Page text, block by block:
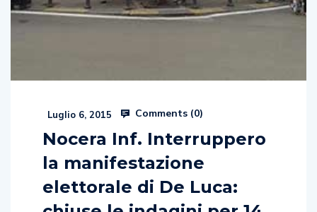
Luglio 6, 2015 Comments (0)
Nocera Inf. Interruppero
la manifestazione
elettorale di De Luca: